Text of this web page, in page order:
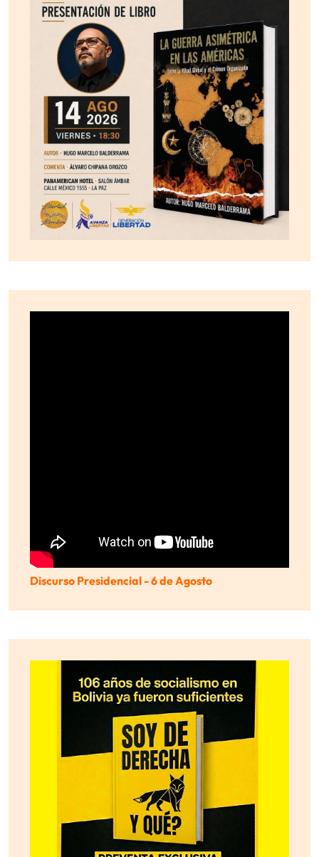
Discurso Presidencial - 6 de Agosto